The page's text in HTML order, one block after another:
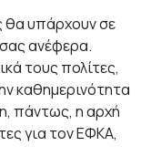
θα υπάρχουν σε
ανέφερα.
τους πολίτες,
καθημερινότητα
πάντως, η αρχή
για τον ΕΦΚΑ,